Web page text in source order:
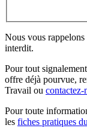
Nous vous
interdit.
Pour tout
offre déjà pourvue,
Travail ou contactez-
Pour toute
les fiches pratiques